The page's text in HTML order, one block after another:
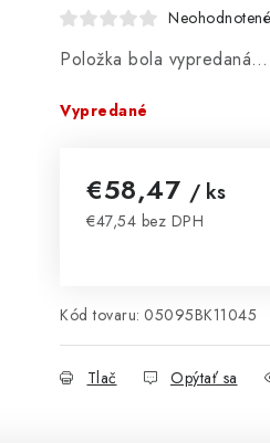
Neohodnotené
Položka bola vypredaná…
Vypredané
€58,47 / ks
€47,54 bez DPH
Kód tovaru: 05095BK11045
Tlač Opýtať sa